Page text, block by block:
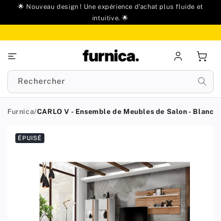
🌟 Nouveau design ! Une expérience d'achat plus fluide et
intuitive. 🌟
connecter
Rechercher
Furnica/CARLO V - Ensemble de Meubles de Salon - Blanc
ÉPUISÉ
Passer aux
informations